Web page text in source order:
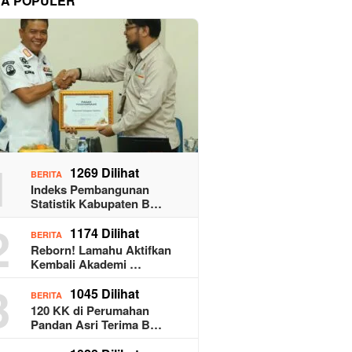
BERITA 1269 Dilihat
Indeks Pembangunan
Statistik Kabupaten B…
BERITA 1174 Dilihat
Reborn! Lamahu Aktifkan
Kembali Akademi …
BERITA 1045 Dilihat
120 KK di Perumahan
Pandan Asri Terima B…